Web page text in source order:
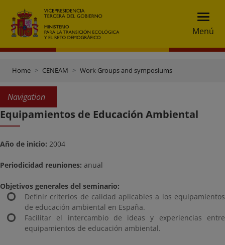
Menú
Home CENEAM Work Groups and symposiums
Navigation
Equipamientos de Educación Ambiental
Año de inicio: 2004
Periodicidad reuniones: anual
Objetivos generales del seminario:
Definir criterios de calidad aplicables a los equipamientos
de educación ambiental en España.
Facilitar el intercambio de ideas y experiencias entre
equipamientos de educación ambiental.